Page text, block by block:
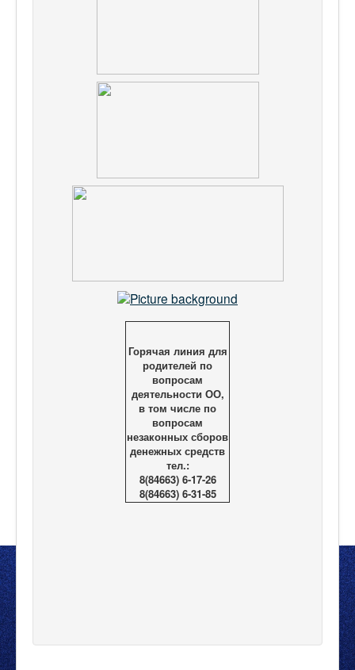
Горячая линия для
родителей по
вопросам
деятельности ОО,
в том числе по
вопросам
незаконных сборов
денежных средств
тел.:
8(84663) 6-17-26
8(84663) 6-31-85